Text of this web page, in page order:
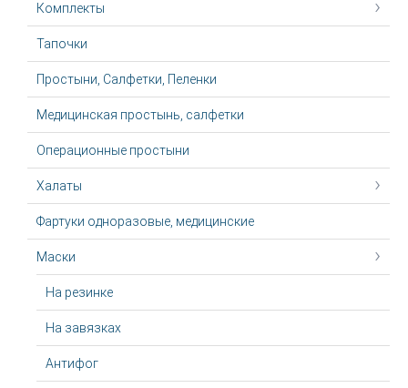
Комплекты
Тапочки
Простыни, Салфетки, Пеленки
Медицинская простынь, салфетки
Операционные простыни
Халаты
Фартуки одноразовые, медицинские
Маски
На резинке
На завязках
Антифог